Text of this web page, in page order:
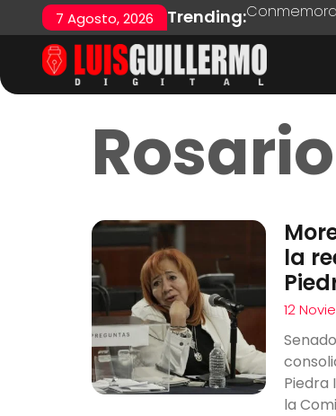
7 Agosto, 2026 Trending:
la
12
Piedra
la